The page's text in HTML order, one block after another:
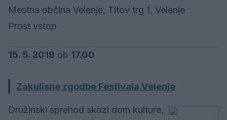
Mestna občina Velenje, Titov trg 1, Velenje
Prost vstop
15. 5. 2019 ob 17.00
Zakulisne zgodbe Festivala Velenje
Družinski sprehod skozi dom kulture,